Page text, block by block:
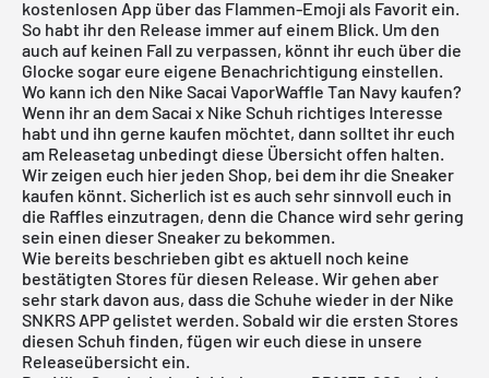
kostenlosen App über das Flammen-Emoji als Favorit ein.
So habt ihr den Release immer auf einem Blick. Um den
auch auf keinen Fall zu verpassen, könnt ihr euch über die
Glocke sogar eure eigene Benachrichtigung einstellen.
Wo kann ich den Nike Sacai VaporWaffle Tan Navy kaufen?
Wenn ihr an dem Sacai x Nike Schuh richtiges Interesse
habt und ihn gerne kaufen möchtet, dann solltet ihr euch
am Releasetag unbedingt diese Übersicht offen halten.
Wir zeigen euch hier jeden Shop, bei dem ihr die Sneaker
kaufen könnt. Sicherlich ist es auch sehr sinnvoll euch in
die Raffles einzutragen, denn die Chance wird sehr gering
sein einen dieser Sneaker zu bekommen.
Wie bereits beschrieben gibt es aktuell noch keine
bestätigten Stores für diesen Release. Wir gehen aber
sehr stark davon aus, dass die Schuhe wieder in der Nike
SNKRS APPgelistet werden. Sobald wir die ersten Stores
diesen Schuh finden, fügen wir euch diese in unsere
Releaseübersicht ein.